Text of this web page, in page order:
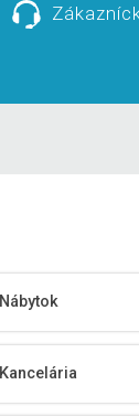
Nábytok
Kancelária